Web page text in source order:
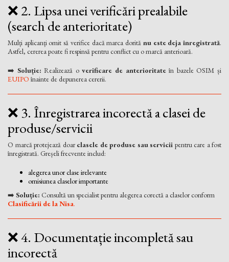
❌ 2. Lipsa unei verificări prealabile
(search de anterioritate)
Mulți aplicanți omit să verifice dacă marca dorită nu este deja înregistrată.
Astfel, cererea poate fi respinsă pentru conflict cu o marcă anterioară.
➡️ Soluție: Realizează overificare de anterioritateîn bazele OSIM și
EUIPO înainte de depunerea cererii.
❌ 3. Înregistrarea incorectă a clasei de
produse/servicii
O marcă protejează doarclasele de produse sau servicii pentru care a fost
înregistrată. Greșeli frecvente includ:
alegerea unor clase irelevante
omisiunea claselor importante
➡️ Soluție: Consultă un specialist pentru alegerea corectă a claselor conform
Clasificării de la Nisa.
❌ 4. Documentație incompletă sau
incorectă